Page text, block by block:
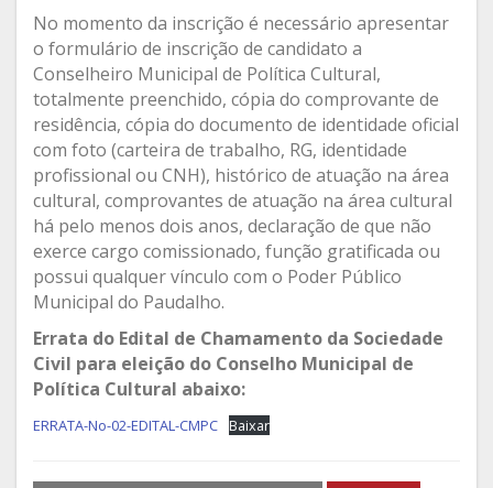
No momento da inscrição é necessário apresentar
o formulário de inscrição de candidato a
Conselheiro Municipal de Política Cultural,
totalmente preenchido, cópia do comprovante de
residência, cópia do documento de identidade oficial
com foto (carteira de trabalho, RG, identidade
profissional ou CNH), histórico de atuação na área
cultural, comprovantes de atuação na área cultural
há pelo menos dois anos, declaração de que não
exerce cargo comissionado, função gratificada ou
possui qualquer vínculo com o Poder Público
Municipal do Paudalho.
Errata do Edital de Chamamento da Sociedade
Civil para eleição do Conselho Municipal de
Política Cultural abaixo:
ERRATA-No-02-EDITAL-CMPC Baixar